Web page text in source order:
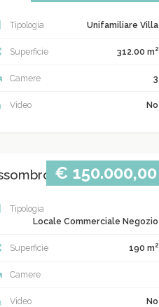
Tipologia Unifamiliare Villa
Superficie 312.00 m2
Camere 3
Video No
€ 150.000,00
Tipologia
Locale Commerciale Negozio
Superficie 190 m2
Camere
Video No